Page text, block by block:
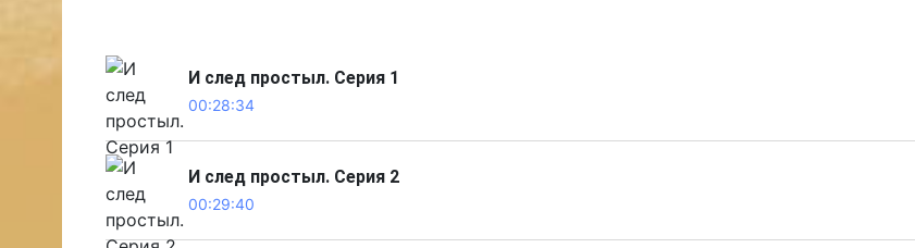
И след простыл. Серия 1
00:28:34
И след простыл. Серия 2
00:29:40